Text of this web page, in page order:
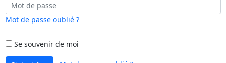
Mot de passe oublié ?
Se souvenir de moi